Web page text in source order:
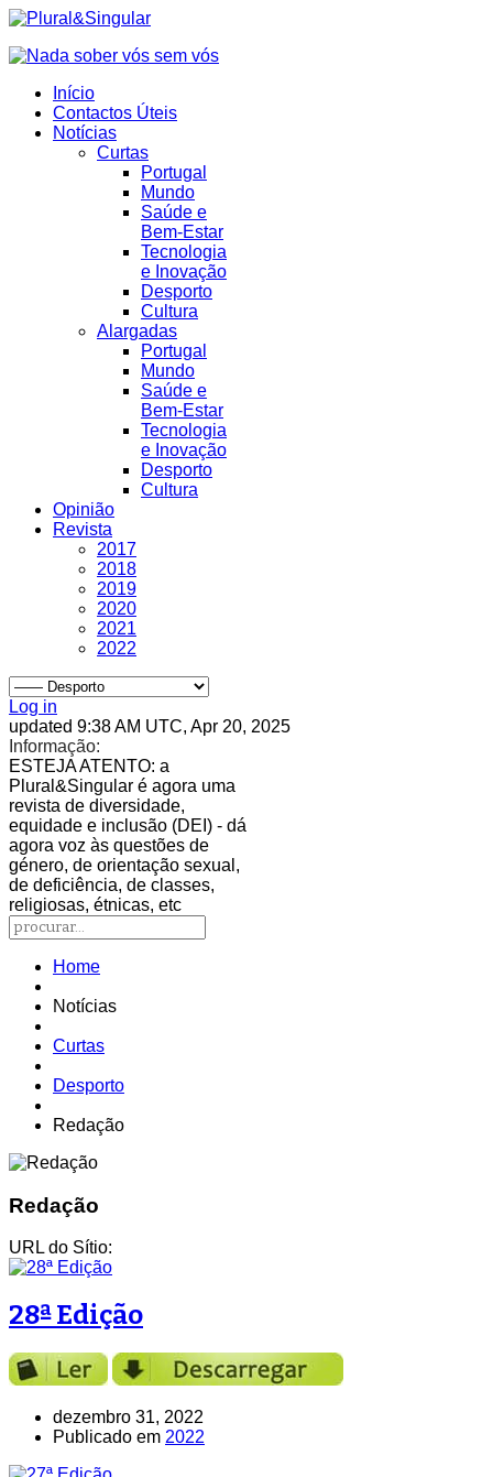
Início
Contactos Úteis
Notícias
Curtas
Portugal
Mundo
Saúde e
Bem-Estar
Tecnologia
e Inovação
Desporto
Cultura
Alargadas
Portugal
Mundo
Saúde e
Bem-Estar
Tecnologia
e Inovação
Desporto
Cultura
Opinião
Revista
2017
2018
2019
2020
2021
2022
Log in
updated 9:38 AM UTC, Apr 20, 2025
Informação:
ESTEJA ATENTO: a
Plural&Singular é agora uma
revista de diversidade,
equidade e inclusão (DEI) - dá
agora voz às questões de
género, de orientação sexual,
de deficiência, de classes,
religiosas, étnicas, etc
Home
Notícias
Curtas
Desporto
Redação
Redação
URL do Sítio:
28ª Edição
dezembro 31, 2022
Publicado em 2022